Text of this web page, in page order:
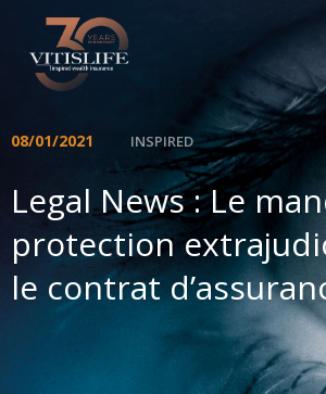
08/01/2021 INSPIRED
Legal News : Le
protection
le contrat